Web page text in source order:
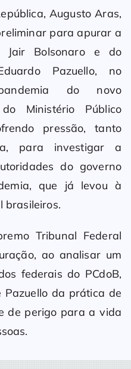
Augusto Aras,
para apurar a
Jair Bolsonaro e do
Pazuello, no
do novo
Ministério Público
pressão, tanto
para investigar a
do governo
que já levou à
brasileiros.
Tribunal Federal
ao analisar um
federais do PCdoB,
Pazuello da prática de
de perigo para a vida